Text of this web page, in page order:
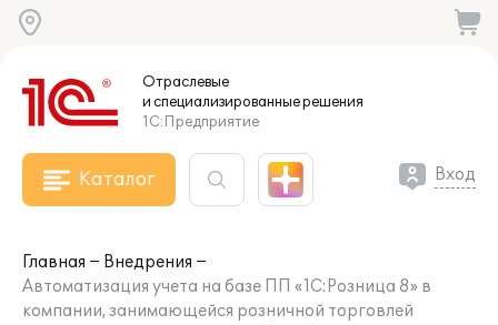
Отраслевые
и специализированныерешения
1С:Предприятие
Каталог Вход
Главная
Внедрения
Автоматизация учета на базе ПП «1С:Розница 8» в
компании, занимающейся розничной торговлей